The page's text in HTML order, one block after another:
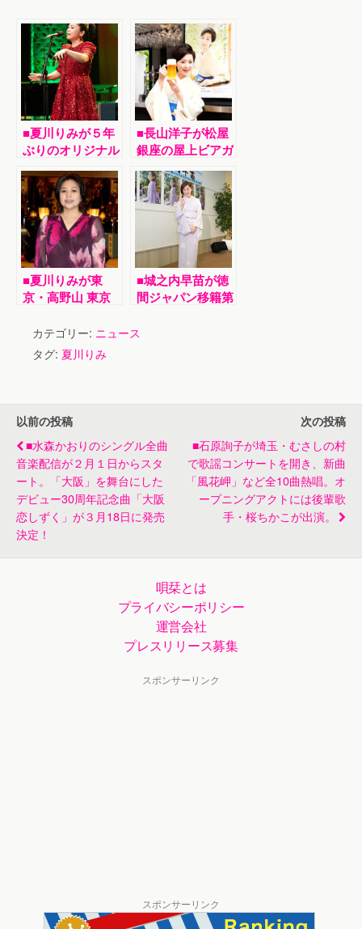
■夏川りみが５年
ぶりのオリジナル
アルバム発売を記
念して20周年コ
ンサートツアーの
東京公演を開催。
大阪、東京での追
加公演も発表
■長山洋子が松屋
銀座の屋上ビアガ
ーデンで新曲「美
味しいお酒 飲め
りゃいい」発売イ
ベント。大人の女
性たちに向けたス
トレス解消ソング
■夏川りみが東
京・高野山 東京
25周年記念ファ
ンクラブコンサー
ト。22日配信の
■城之内早苗が徳
間ジャパン移籍第
蛍」発売記念イベ
カテゴリー: ニュース
タグ: 夏川りみ
以前の投稿
■水森かおりのシングル全曲
音楽配信が２月１日からスタ
ート。「大阪」を舞台にした
デビュー30周年記念曲「大阪
恋しずく」が３月18日に発売
決定！
次の投稿
■石原詢子が埼玉・むさしの村
で歌謡コンサートを開き、新曲
「風花岬」など全10曲熱唱。オ
ープニングアクトには後輩歌
手・桜ちかこが出演。
唄栞とは
プライバシーポリシー
運営会社
プレスリリース募集
スポンサーリンク
スポンサーリンク